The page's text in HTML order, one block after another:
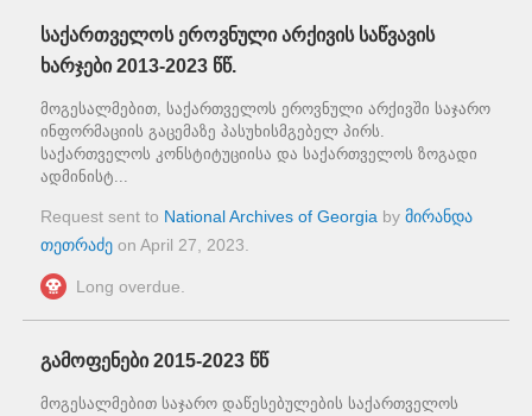
საქართველოს ეროვნული არქივის საწვავის
ხარჯები 2013-2023 წწ.
მოგესალმებით, საქართველოს ეროვნული არქივში საჯარო
ინფორმაციის გაცემაზე პასუხისმგებელ პირს.
საქართველოს კონსტიტუციისა და საქართველოს ზოგადი
ადმინისტ...
Request sent to National Archives of Georgia by მირანდა
თეთრაძე on April 27, 2023
Long overdue.
გამოფენები 2015-2023 წწ
მოგესალმებით საჯარო დაწესებულების საქართველოს